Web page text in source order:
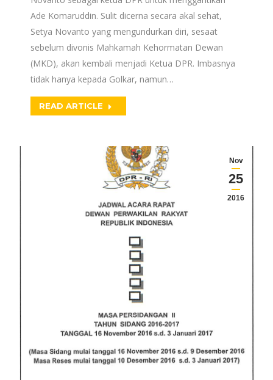
Ade Komaruddin. Sulit dicerna secara akal sehat,
Setya Novanto yang mengundurkan diri, sesaat
sebelum divonis Mahkamah Kehormatan Dewan
(MKD), akan kembali menjadi Ketua DPR. Imbasnya
tidak hanya kepada Golkar, namun…
READ ARTICLE
Nov
25
2016